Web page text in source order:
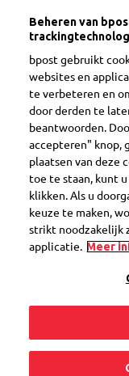
Volg
My
Je pakjes
Wist je dat je
bpost app?
Beheren van
bpost gebruikt
websites en
te verbeteren en
door derden te
beantwoorden.
accepteren" knop,
plaatsen van deze
toe te staan, kunt
klikken. Als u
keuze te maken,
strikt noodzakelijk
applicatie. Meer